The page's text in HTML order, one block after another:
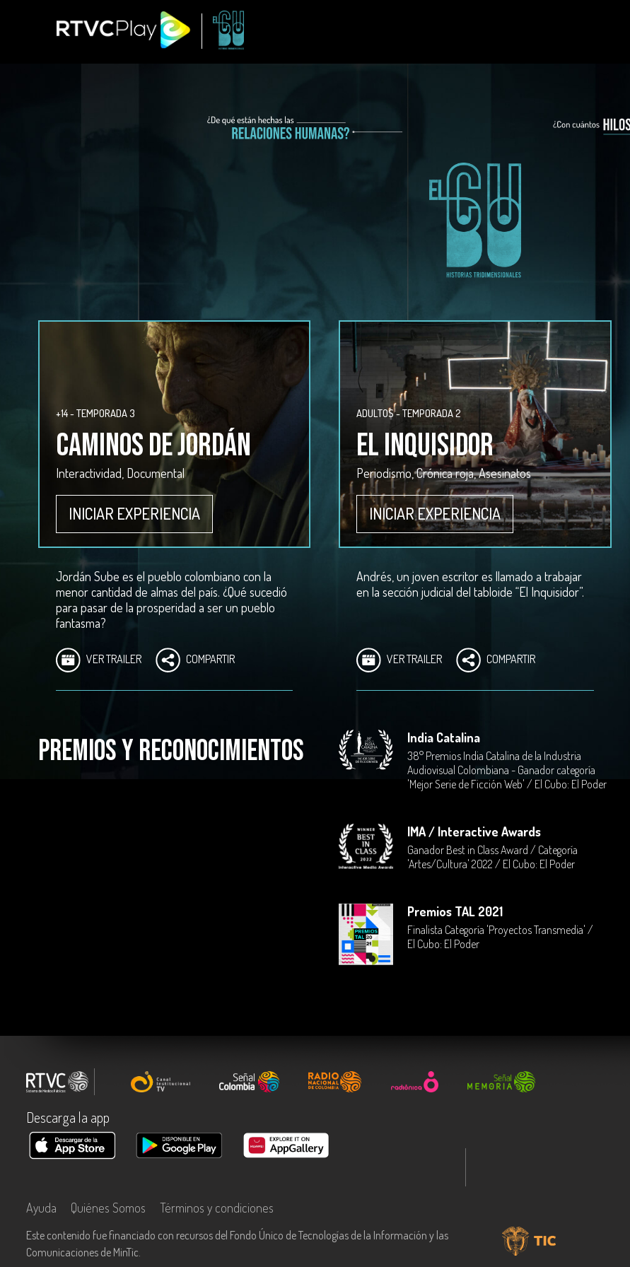
+14 - TEMPORADA 3
CAMINOS DE JORDÁN
Interactividad, Documental
INICIAR EXPERIENCIA
Jordán Sube es el pueblo colombiano con la
menor cantidad de almas del país. ¿Qué sucedió
para pasar de la prosperidad a ser un pueblo
fantasma?
VER TRAILER COMPARTIR
ADULTOS - TEMPORADA 2
EL INQUISIDOR
Periodismo, Crónica roja, Asesinatos
INICIAR EXPERIENCIA
Andrés, un joven escritor es llamado a trabajar
en la sección judicial del tabloide “El Inquisidor”.
VER TRAILER COMPARTIR
PREMIOS Y RECONOCIMIENTOS India Catalina
38° Premios India Catalina de la Industria
Audiovisual Colombiana - Ganador categoría
'Mejor Serie de Ficción Web' / El Cubo: El Poder
IMA / Interactive Awards
Ganador Best in Class Award / Categoría
'Artes/Cultura' 2022 / El Cubo: El Poder
Premios TAL 2021
Finalista Categoría 'Proyectos Transmedia' /
El Cubo: El Poder
Descarga la app
Ayuda Quiénes Somos Términos y condiciones
Este contenido fue financiado con recursos del Fondo Único de Tecnologías de la Información y las
Comunicaciones de MinTic.